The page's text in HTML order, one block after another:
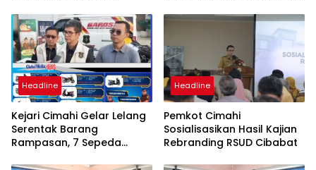
Student Exchange ke
Filipina
Headline
Kejari Cimahi Gelar Lelang
Serentak Barang
Rampasan, 7 Sepeda
Headline
Pemkot Cimahi
Sosialisasikan Hasil Kajian
Rebranding RSUD Cibabat